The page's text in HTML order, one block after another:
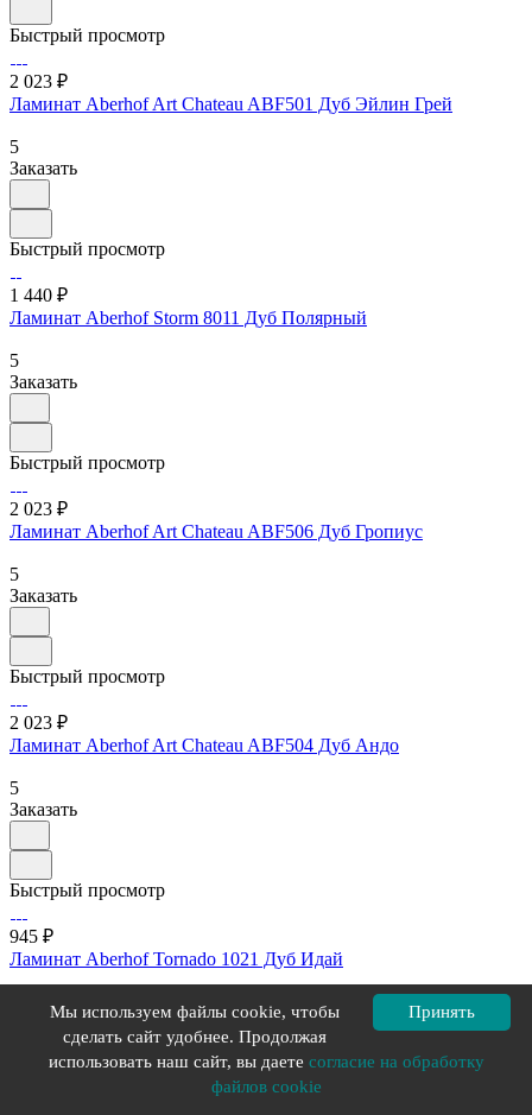
Быстрый просмотр
2 023 ₽
Ламинат Aberhof Art Chateau ABF501 Дуб Эйлин Грей
5
Заказать
Быстрый просмотр
1 440 ₽
Ламинат Aberhof Storm 8011 Дуб Полярный
5
Заказать
Быстрый просмотр
2 023 ₽
Ламинат Aberhof Art Chateau ABF506 Дуб Гропиус
5
Заказать
Быстрый просмотр
2 023 ₽
Ламинат Aberhof Art Chateau ABF504 Дуб Андо
5
Заказать
Быстрый просмотр
945 ₽
Ламинат Aberhof Tornado 1021 Дуб Идай
Заказать
Принять
Мы используем файлы cookie, чтобы
сделать сайт удобнее. Продолжая
использовать наш сайт, вы даете согласие на обработку
файлов cookie